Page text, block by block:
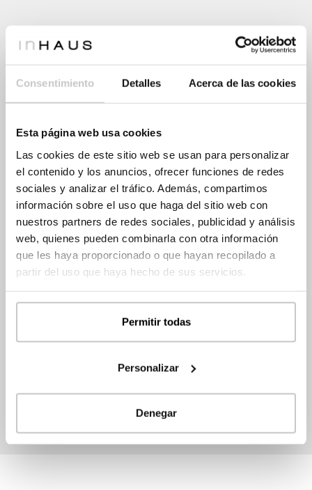
Consentimiento Detalles Acerca de las cookies
Esta página web usa cookies
Las cookies de este sitio web se usan para personalizar
el contenido y los anuncios, ofrecer funciones de redes
sociales y analizar el tráfico. Además, compartimos
información sobre el uso que haga del sitio web con
nuestros partners de redes sociales, publicidad y análisis
web, quienes pueden combinarla con otra información
que les haya proporcionado o que hayan recopilado a
partir del uso que haya hecho de sus servicios.
Permitir todas
Personalizar
Denegar
La visita al jornada de exposición de casas
inHAUS dura unas dos horas, dividida en tres
partes. En primer lugar, tras la recepción, una
presentación de unos 45 minutos sobre el
sistema de construcción de inHAUS. En segundo
lugar, una visita a la zona de fabricación de las
viviendas, con la posibilidad de entrar en ellas y
tocar los materiales reales.
Por último, un tiempo extra y opcional de atención
personalizada, para quien desee plantear dudas
y preguntas concretas sobre sus proyectos de
servicio de los asistentes para explicar todas la
ideas y el concepto de construcción
industrializada.